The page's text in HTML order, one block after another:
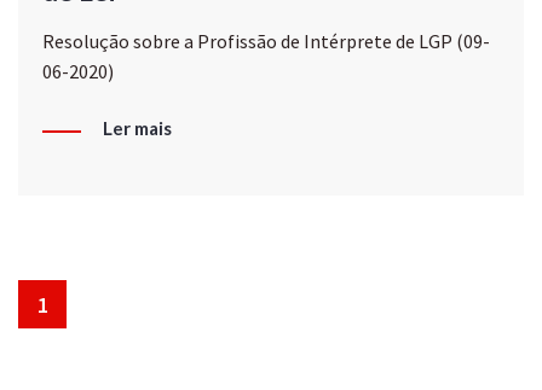
Resolução sobre a Profissão de Intérprete de LGP (09-
06-2020)
Ler mais
1